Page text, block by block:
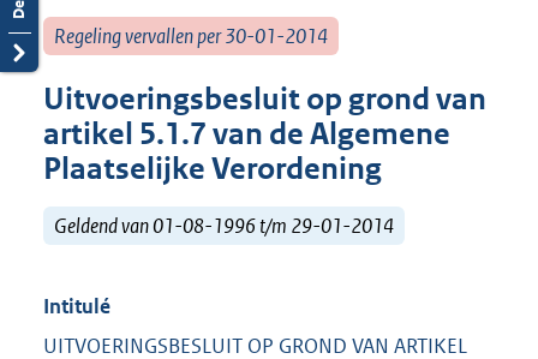
Regeling vervallen per 30-01-2014
Uitvoeringsbesluit op grond van
artikel 5.1.7 van de Algemene
Plaatselijke Verordening
Geldend van 01-08-1996 t/m 29-01-2014
Intitulé
UITVOERINGSBESLUIT OP GROND VAN ARTIKEL